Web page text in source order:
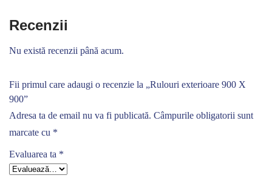
Recenzii
Nu există recenzii până acum.
Fii primul care adaugi o recenzie la „Rulouri exterioare 900 X
900”
Adresa ta de email nu va fi publicată. Câmpurile obligatorii sunt
marcate cu *
Evaluarea ta *